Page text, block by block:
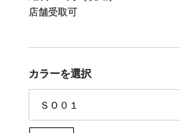
店舗受取可
カラーを選択